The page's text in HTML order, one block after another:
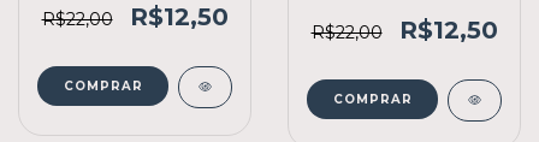
R$22,00 R$12,50
COMPRAR
R$22,00 R$12,50
COMPRAR